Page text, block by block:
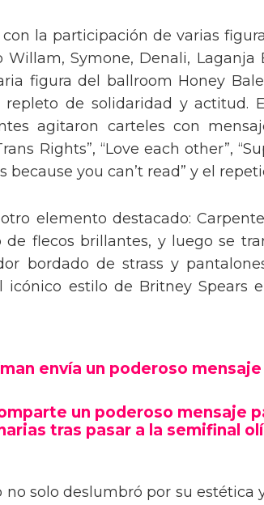
la participación de varias
Symone, Denali, Laganja
figura del ballroom Honey
repleto de solidaridad y actitud.
agitaron carteles con
Rights”, “Love each other”,
because you can’t read” y el
elemento destacado:
flecos brillantes, y luego se
bordado de strass y
icónico estilo de Britney Spears
envía un poderoso mensaje
un poderoso mensaje
tras pasar a la semifinal
no solo deslumbró por su estética